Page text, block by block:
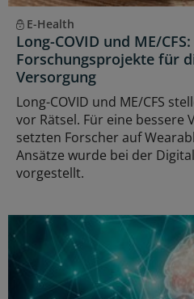
E-Health
Long-COVID und ME/
Forschungsprojekte für
Versorgung
Long-COVID und ME/CFS
vor Rätsel. Für eine bessere
setzten Forscher auf
Ansätze wurde bei der
vorgestellt.